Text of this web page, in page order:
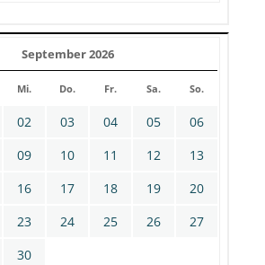
September 2026
Mi. Do. Fr. Sa. So.
02 03 04 05
06
09 10 11 12
13
16 17 18 19
20
23 24 25 26
27
30